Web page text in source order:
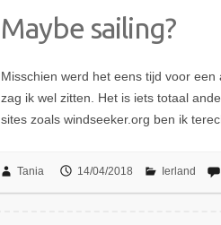
Maybe sailing?
Misschien werd het eens tijd voor
zag ik wel zitten. Het is iets totaal
sites zoals windseeker.org ben ik
Tania 14/04/2018 Ierland